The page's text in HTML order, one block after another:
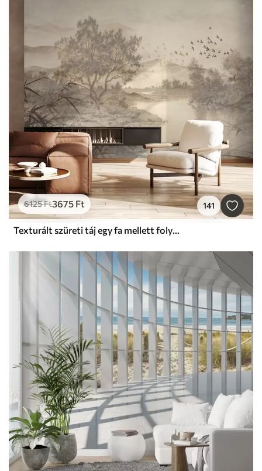
6125Ft3675 Ft 141
Texturált szüreti táj egy fa mellett folyó és egy felhős ég, természet művészet szepia árnyalatokban